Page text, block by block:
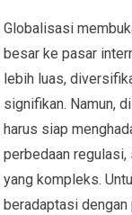
Globalisasi
besar ke pasar
lebih luas,
signifikan. Namun,
harus siap
perbedaan regulasi,
yang kompleks.
beradaptasi